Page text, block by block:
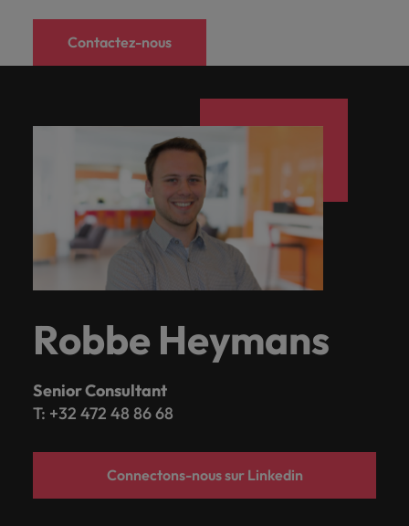
Contactez-nous
Robbe Heymans
Senior Consultant
T: +32 472 48 86 68
Connectons-nous sur Linkedin